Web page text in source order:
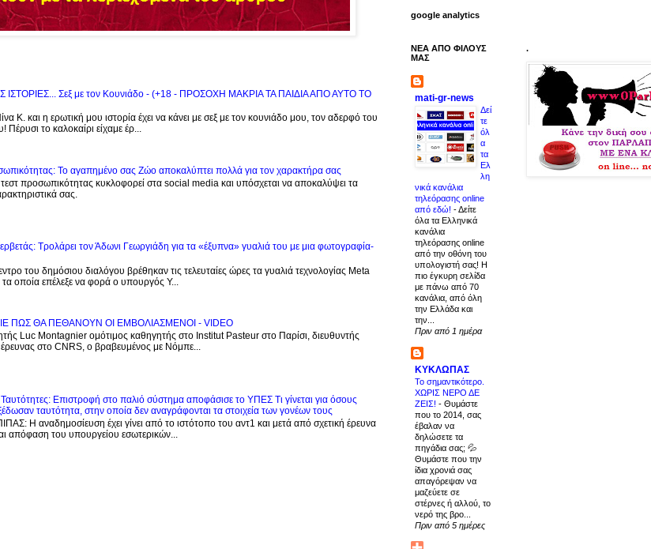
ΙΣΤΟΡΙΕΣ... Σεξ με τον Kουνιάδο - (+18 - ΠΡΟΣΟΧΗ ΜΑΚΡΙΑ ΤΑ ΠΑΙΔΙΑ ΑΠΟ ΑΥΤΟ ΤΟ
Κ. και η ερωτική μου ιστορία έχει να κάνει με σεξ με τον κουνιάδο μου, τον αδερφό του
Πέρυσι το καλοκαίρι είχαμε έρ...
Το αγαπημένο σας Zώο αποκαλύπτει πολλά για τον χαρακτήρα σας
προσωπικότητας κυκλοφορεί στα social media και υπόσχεται να αποκαλύψει τα
σας.
Τρολάρει τον Άδωνι Γεωργιάδη για τα «έξυπνα» γυαλιά του με μια φωτογραφία-
του δημόσιου διαλόγου βρέθηκαν τις τελευταίες ώρες τα γυαλιά τεχνολογίας Meta
οποία επέλεξε να φορά ο υπουργός Υ...
ΠΩΣ ΘΑ ΠΕΘΑΝΟΥΝ ΟΙ ΕΜΒΟΛΙΑΣΜΕΝΟΙ - VIDEO
Luc Montagnier ομότιμος καθηγητής στο Institut Pasteur στο Παρίσι, διευθυντής
έρευνας στο CNRS, o βραβευμένος με Νόμπε...
Eπιστροφή στο παλιό σύστημα αποφάσισε το ΥΠΕΣ Τι γίνεται για όσους
ταυτότητα, στην οποία δεν αναγράφονται τα στοιχεία των γονέων τους
Η αναδημοσίευση έχει γίνει από το ιστότοπο του αντ1 και μετά από σχετική έρευνα
απόφαση του υπουργείου εσωτερικών...
google analytics
ΝΕΑ ΑΠΟ ΦΙΛΟΥΣ
ΜΑΣ
mati-gr-news
Δεί
τε
όλ
α
τα
Ελ
λη
νικά κανάλια
τηλεόρασης online
από εδώ! -Δείτε
όλα τα Ελληνικά
κανάλια
τηλεόρασης online
από την οθόνη του
υπολογιστή σας! Η
πιο έγκυρη σελίδα
με πάνω από 70
κανάλια, από όλη
την Ελλάδα και
την...
Πριν από 1 ημέρα
ΚΥΚΛΩΠΑΣ
Το σημαντικότερο.
ΧΩΡΙΣ ΝΕΡΟ ΔΕ
ΖΕΙΣ! - Θυμάστε
που το 2014, σας
έβαλαν να
δηλώσετε τα
πηγάδια σας; 💦
Θυμάστε που την
ίδια χρονιά σας
απαγόρεψαν να
μαζεύετε σε
στέρνες ή αλλού, το
νερό της βρο...
Πριν από 5 ημέρες
.